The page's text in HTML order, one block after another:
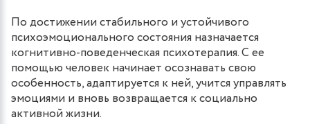
По достижении стабильного и устойчивого
психоэмоционального состояния назначается
когнитивно-поведенческая психотерапия. С ее
помощью человек начинает осознавать свою
особенность, адаптируется к ней, учится управлять
эмоциями и вновь возвращается к социально
активной жизни.